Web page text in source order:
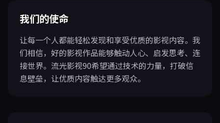
我们的使命
让每一个人都能轻松发现和享受优质的影视内容。我
们相信，好的影视作品能够触动人心、启发思考、连
接世界。流光影视90希望通过技术的力量，打破信
息壁垒，让优质内容触达更多观众。